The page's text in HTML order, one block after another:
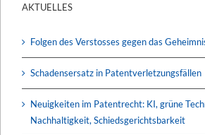
AKTUELLES
Folgen des Verstosses gegen das
Schadensersatz in Patentverletzungsfällen
Neuigkeiten im Patentrecht: KI, grüne
Nachhaltigkeit, Schiedsgerichtsbarkeit